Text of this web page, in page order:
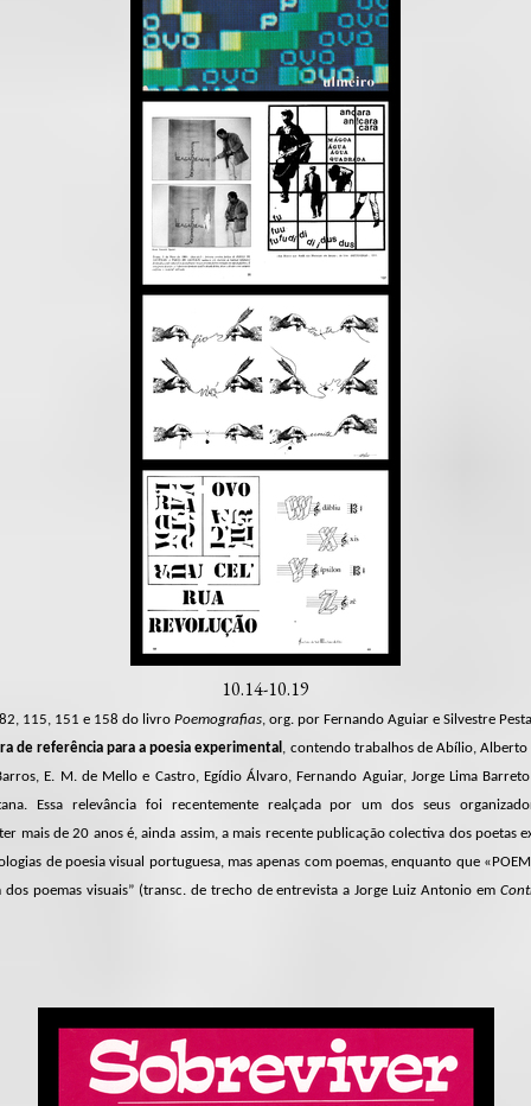
10.14-10.19
115, 151 e 158 do livro Poemografias, org. por Fernando Aguiar e Silvestre
de referência para a poesia experimental , contendo trabalhos de Abílio,
E. M. de Mello e Castro, Egídio Álvaro, Fernando Aguiar, Jorge Lima
Essa relevância foi recentemente realçada por um dos seus
mais de 20 anos é, ainda assim, a mais recente publicação colectiva dos poetas
de poesia visual portuguesa, mas apenas com poemas, enquanto que
poemas visuais” (transc. de trecho de entrevista a Jorge Luiz Antonio em